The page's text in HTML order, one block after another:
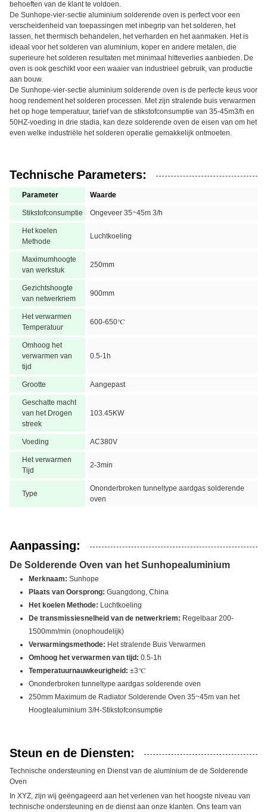
behoeften van de klant te voldoen.
De Sunhope-vier-sectie aluminium solderende oven is perfect voor een
verscheidenheid van toepassingen met inbegrip van het solderen, het
lassen, het thermisch behandelen, het verharden en het aanmaken. Het is
ideaal voor het solderen van aluminium, koper en andere metalen, die
superieure het solderen resultaten met minimaal hitteverlies aanbieden. De
oven is ook geschikt voor een waaier van industrieel gebruik, van productie
aan bouw.
De Sunhope-vier-sectie aluminium solderende oven is de perfecte keus voor
hoog rendement het solderen processen. Met zijn stralende buis verwarmen
het op hoge temperatuur, tarief van de stikstofconsumptie van 35-45m3/h en
50HZ-voeding in drie stadia, kan deze solderende oven de eisen van om het
even welke industriële het solderen operatie gemakkelijk ontmoeten.
Technische Parameters:
Parameter Waarde
Stikstofconsumptie Ongeveer 35~45m 3/h
Het koelen
Methode
Luchtkoeling
Maximumhoogte
van werkstuk
250mm
Gezichtshoogte
van netwerkriem
900mm
Het verwarmen
Temperatuur
600-650℃
Omhoog het
verwarmen van
tijd
0.5-1h
Grootte Aangepast
Geschatte macht
van het Drogen
streek
103.45KW
Voeding AC380V
Het verwarmen
Tijd
2-3min
Type
Ononderbroken tunneltype aardgas solderende
oven
Aanpassing:
De Solderende Oven van het Sunhopealuminium
Merknaam: Sunhope
Plaats van Oorsprong: Guangdong, China
Het koelen Methode: Luchtkoeling
De transmissiesnelheid van de netwerkriem: Regelbaar 200-
1500mm/min (onophoudelijk)
Verwarmingsmethode: Het stralende Buis Verwarmen
Omhoog het verwarmen van tijd: 0.5-1h
Temperatuurnauwkeurigheid: ±3℃
Ononderbroken tunneltype aardgas solderende oven
250mm Maximum de Radiator Solderende Oven 35~45m van het
Hoogtealuminium 3/H-Stikstofconsumptie
Steun en de Diensten:
Technische ondersteuning en Dienst van de aluminium de de Solderende
Oven
In XYZ, zijn wij geëngageerd aan het verlenen van het hoogste niveau van
technische ondersteuning en de dienst aan onze klanten. Ons team van